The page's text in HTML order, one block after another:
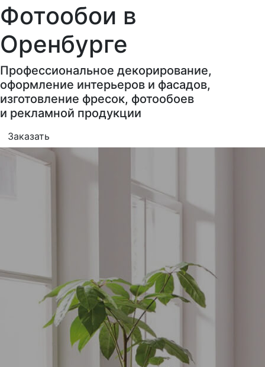
Фотообои в
Оренбурге
Профессиональное декорирование,
оформление интерьеров и фасадов,
изготовление фресок, фотообоев
и рекламной продукции
Заказать